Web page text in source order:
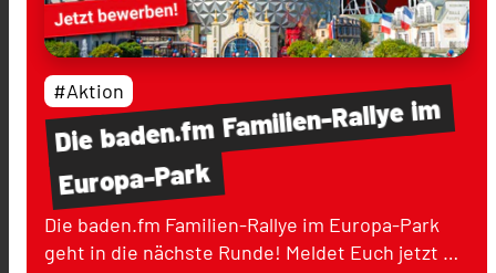
Diebaden.fmFamilien-Rallyeim
Europa-Park
#Aktion
Die baden.fm Familien-Rallye im Europa-Park
geht in die nächste Runde! Meldet Euch jetzt …